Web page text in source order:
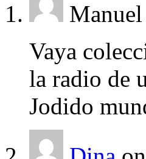
Manuel
Vaya
la radio de
Jodido